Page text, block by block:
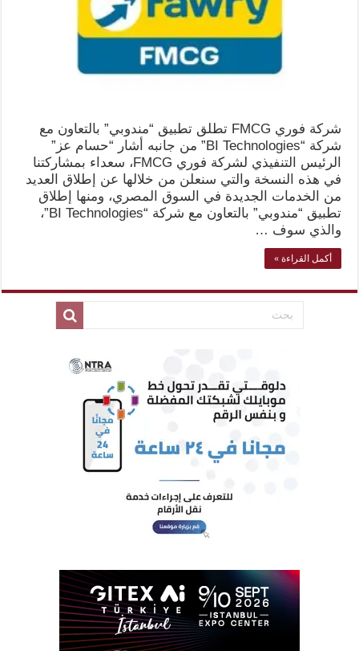
شركة فوري FMCG تطلق تطبيق “مندوبي” بالتعاون مع
شركة “BI Technologies” من جانبه أشار “حسام عز”
الرئيس التنفيذي لشركة فوري FMCG، سعداء بمشاركتنا
في هذه النسخة والتي سنعلن من خلالها عن إطلاق العديد
من الخدمات الجديدة في السوق المصري، ومنها إطلاق
تطبيق “مندوبي” بالتعاون مع شركة “BI Technologies”،
والذي سوف …
أكمل القراءة »